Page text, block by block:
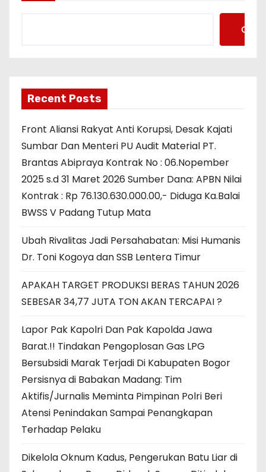
Cari
Recent Posts
Front Aliansi Rakyat Anti Korupsi, Desak Kajati
Sumbar Dan Menteri PU Audit Material PT.
Brantas Abipraya Kontrak No : 06.Nopember
2025 s.d 31 Maret 2026 Sumber Dana: APBN Nilai
Kontrak : Rp 76.130.630.000.00,- Diduga Ka.Balai
BWSS V Padang Tutup Mata
Ubah Rivalitas Jadi Persahabatan: Misi Humanis
Dr. Toni Kogoya dan SSB Lentera Timur
APAKAH TARGET PRODUKSI BERAS TAHUN 2026
SEBESAR 34,77 JUTA TON AKAN TERCAPAI ?
Lapor Pak Kapolri Dan Pak Kapolda Jawa
Barat.!! Tindakan Pengoplosan Gas LPG
Bersubsidi Marak Terjadi Di Kabupaten Bogor
Persisnya di Babakan Madang: Tim
Aktifis/Jurnalis Meminta Pimpinan Polri Beri
Atensi Penindakan Sampai Penangkapan
Terhadap Pelaku
Dikelola Oknum Kadus, Pengerukan Batu Liar di